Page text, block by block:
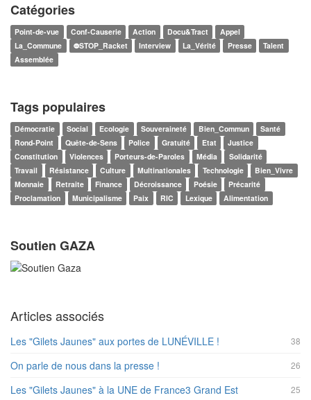
Catégories
Point-de-vue Conf-Causerie Action Docu&Tract
Appel
La_Commune
⛔STOP_Racket Interview La_Vérité Presse
Talent
Assemblée
Tags populaires
Démocratie Social Ecologie Souveraineté Bien_Commun
Santé
Rond-Point
Quête-de-Sens Police Gratuité Etat
Justice
Constitution
Violences Porteurs-de-Paroles Média
Solidarité
Travail
Résistance Culture Multinationales Technologie
Bien_Vivre
Monnaie
Retraite Finance Décroissance Poésie
Précarité
Proclamation
Municipalisme Paix RIC Lexique Alimentation
Soutien GAZA
Articles associés
38
Les "Gilets Jaunes" aux portes de LUNÉVILLE !
26
On parle de nous dans la presse !
25
Les "Gilets Jaunes" à la UNE de France3 Grand Est